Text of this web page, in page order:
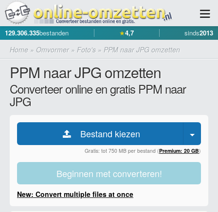
129.306.335bestanden ★4,7 sinds2013
Home » Omvormer» Foto's » PPM naar JPG omzetten
PPM naar JPG omzetten
Converteer online en gratis PPM naar
JPG
Bestand kiezen
Gratis: tot 750 MB per bestand (Premium: 20 GB)
Beginnen met converteren!
New: Convert multiple files at once